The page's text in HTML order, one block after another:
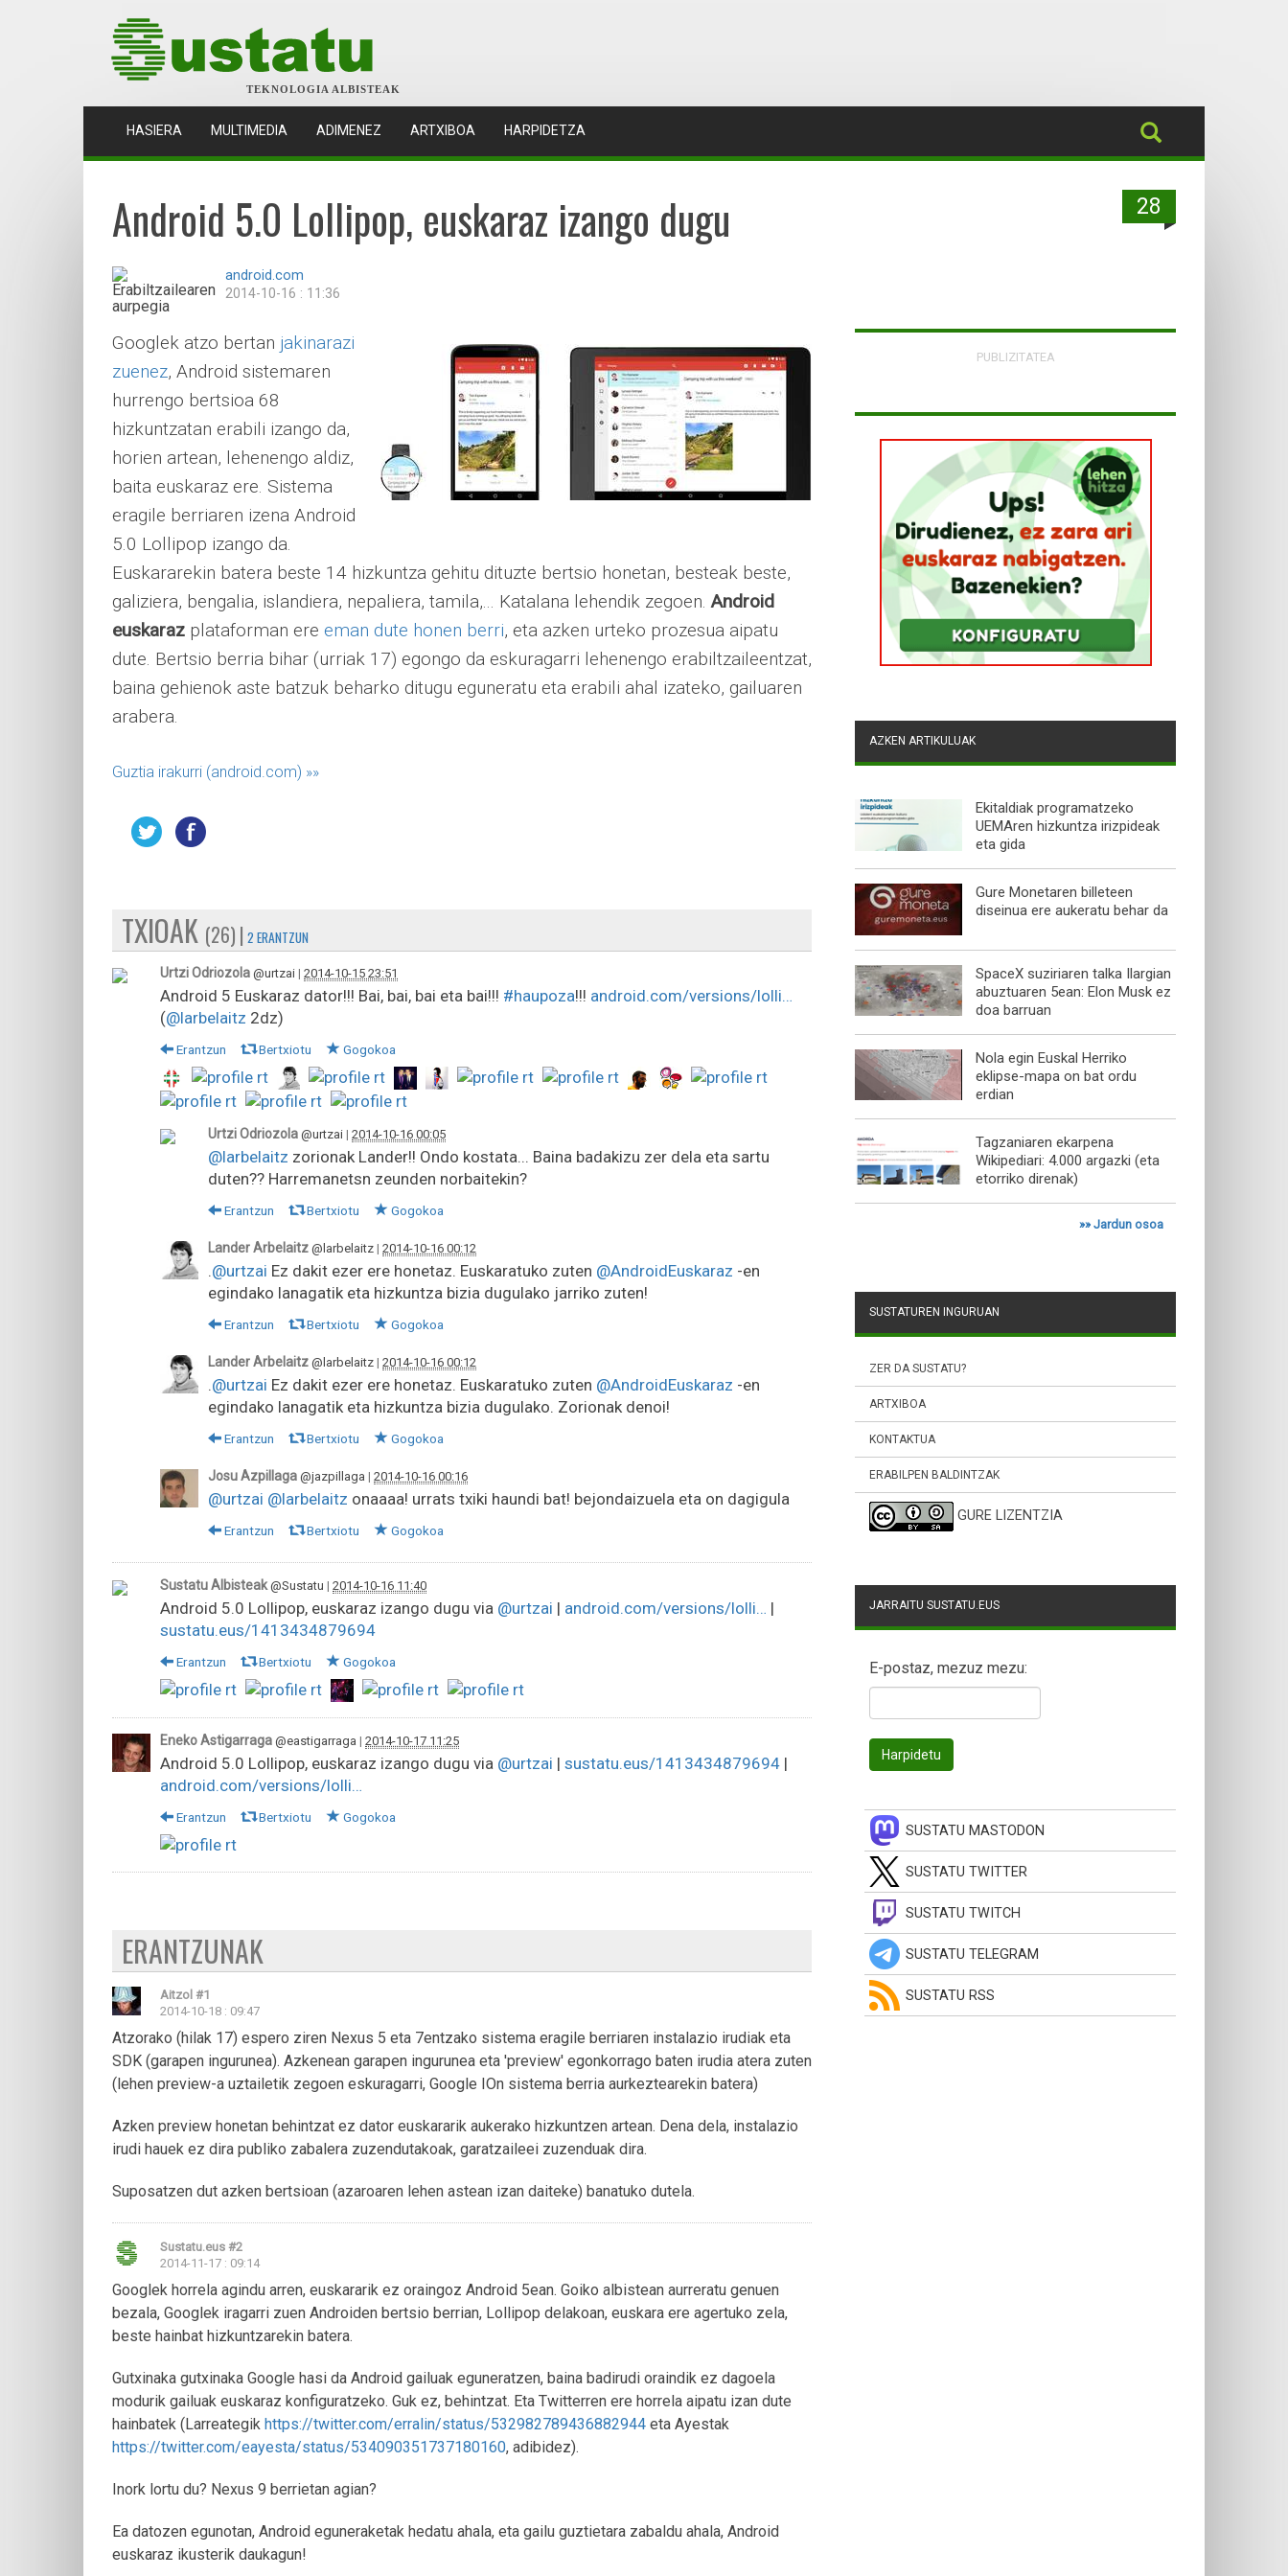
TEKNOLOGIA ALBISTEAK
HASIERA (CURRENT)
MULTIMEDIA ADIMENEZ ARTXIBOA HARPIDETZA
28
Android 5.0 Lollipop, euskaraz izango dugu
android.com
2014-10-16 : 11:36
Googlek atzo bertan jakinarazi
zuenez, Android sistemaren
hurrengo bertsioa 68
hizkuntzatan erabili izango da,
horien artean, lehenengo aldiz,
baita euskaraz ere. Sistema
eragile berriaren izena Android
5.0 Lollipop izango da.
Euskararekin batera beste 14 hizkuntza gehitu dituzte bertsio honetan, besteak beste,
galiziera, bengalia, islandiera, nepaliera, tamila,... Katalana lehendik zegoen.Android
euskaraz plataforman ere eman dute honen berri, eta azken urteko prozesua aipatu
dute. Bertsio berria bihar (urriak 17) egongo da eskuragarri lehenengo erabiltzaileentzat,
baina gehienok aste batzuk beharko ditugu eguneratu eta erabili ahal izateko, gailuaren
arabera.
Guztia irakurri (android.com) »»
TXIOAK (26) | 2 ERANTZUN
Urtzi Odriozola @urtzai | 2014-10-15 23:51
Android 5 Euskaraz dator!!! Bai, bai, bai eta bai!!! #haupoza!!! android.com/versions/lolli…
(@larbelaitz 2dz)
Erantzun Bertxiotu Gogokoa
Urtzi Odriozola @urtzai | 2014-10-16 00:05
@larbelaitz zorionak Lander!! Ondo kostata... Baina badakizu zer dela eta sartu
duten?? Harremanetsn zeunden norbaitekin?
Erantzun Bertxiotu Gogokoa
Lander Arbelaitz @larbelaitz | 2014-10-16 00:12
.@urtzai Ez dakit ezer ere honetaz. Euskaratuko zuten @AndroidEuskaraz -en
egindako lanagatik eta hizkuntza bizia dugulako jarriko zuten!
Erantzun Bertxiotu Gogokoa
Lander Arbelaitz @larbelaitz | 2014-10-16 00:12
.@urtzai Ez dakit ezer ere honetaz. Euskaratuko zuten @AndroidEuskaraz -en
egindako lanagatik eta hizkuntza bizia dugulako. Zorionak denoi!
Erantzun Bertxiotu Gogokoa
Josu Azpillaga @jazpillaga | 2014-10-16 00:16
@urtzai @larbelaitz onaaaa! urrats txiki haundi bat! bejondaizuela eta on dagigula
Erantzun Bertxiotu Gogokoa
Sustatu Albisteak @Sustatu | 2014-10-16 11:40
Android 5.0 Lollipop, euskaraz izango dugu via @urtzai | android.com/versions/lolli… |
sustatu.eus/1413434879694
Erantzun Bertxiotu Gogokoa
Eneko Astigarraga @eastigarraga | 2014-10-17 11:25
Android 5.0 Lollipop, euskaraz izango dugu via @urtzai | sustatu.eus/1413434879694 |
android.com/versions/lolli…
Erantzun Bertxiotu Gogokoa
ERANTZUNAK
Aitzol #1
2014-10-18 : 09:47
Atzorako (hilak 17) espero ziren Nexus 5 eta 7entzako sistema eragile berriaren instalazio irudiak eta
SDK (garapen ingurunea). Azkenean garapen ingurunea eta 'preview' egonkorrago baten irudia atera zuten
(lehen preview-a uztailetik zegoen eskuragarri, Google IOn sistema berria aurkeztearekin batera)
Azken preview honetan behintzat ez dator euskararik aukerako hizkuntzen artean. Dena dela, instalazio
irudi hauek ez dira publiko zabalera zuzendutakoak, garatzaileei zuzenduak dira.
Suposatzen dut azken bertsioan (azaroaren lehen astean izan daiteke) banatuko dutela.
Sustatu.eus #2
2014-11-17 : 09:14
Googlek horrela agindu arren, euskararik ez oraingoz Android 5ean. Goiko albistean aurreratu genuen
bezala, Googlek iragarri zuen Androiden bertsio berrian, Lollipop delakoan, euskara ere agertuko zela,
beste hainbat hizkuntzarekin batera.
Gutxinaka gutxinaka Google hasi da Android gailuak eguneratzen, baina badirudi oraindik ez dagoela
modurik gailuak euskaraz konfiguratzeko. Guk ez, behintzat. Eta Twitterren ere horrela aipatu izan dute
hainbatek (Larreategik https://twitter.com/erralin/status/532982789436882944 eta Ayestak
https://twitter.com/eayesta/status/534090351737180160, adibidez).
Inork lortu du? Nexus 9 berrietan agian?
Ea datozen egunotan, Android eguneraketak hedatu ahala, eta gailu guztietara zabaldu ahala, Android
euskaraz ikusterik daukagun!
PUBLIZITATEA
AZKEN ARTIKULUAK
Ekitaldiak programatzeko
UEMAren hizkuntza irizpideak
eta gida
Gure Monetaren billeteen
diseinua ere aukeratu behar da
SpaceX suziriaren talka Ilargian
abuztuaren 5ean: Elon Musk ez
doa barruan
Nola egin Euskal Herriko
eklipse-mapa on bat ordu
erdian
Tagzaniaren ekarpena
Wikipediari: 4.000 argazki (eta
etorriko direnak)
»»Jardun osoa
SUSTATUREN INGURUAN
ZER DA SUSTATU?
ARTXIBOA
KONTAKTUA
ERABILPEN BALDINTZAK
GURE LIZENTZIA
JARRAITU SUSTATU.EUS
E-postaz, mezuz mezu:
SUSTATU MASTODON
SUSTATU TWITTER
SUSTATU TWITCH
SUSTATU TELEGRAM
SUSTATU RSS